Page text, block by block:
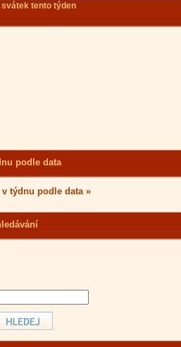
svátek tento týden
podle data
týdnu podle data »